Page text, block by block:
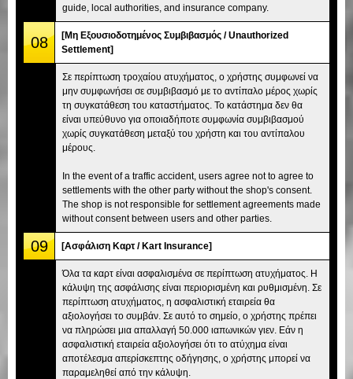
guide, local authorities, and insurance company.
08
[Μη Εξουσιοδοτημένος Συμβιβασμός / Unauthorized
Settlement]
Σε περίπτωση τροχαίου ατυχήματος, ο χρήστης συμφωνεί να
μην συμφωνήσει σε συμβιβασμό με το αντίπαλο μέρος χωρίς
τη συγκατάθεση του καταστήματος. Το κατάστημα δεν θα
είναι υπεύθυνο για οποιαδήποτε συμφωνία συμβιβασμού
χωρίς συγκατάθεση μεταξύ του χρήστη και του αντίπαλου
μέρους.
In the event of a traffic accident, users agree not to agree to
settlements with the other party without the shop's consent.
The shop is not responsible for settlement agreements made
without consent between users and other parties.
09 [Ασφάλιση Καρτ / Kart Insurance]
Όλα τα καρτ είναι ασφαλισμένα σε περίπτωση ατυχήματος. Η
κάλυψη της ασφάλισης είναι περιορισμένη και ρυθμισμένη. Σε
περίπτωση ατυχήματος, η ασφαλιστική εταιρεία θα
αξιολογήσει το συμβάν. Σε αυτό το σημείο, ο χρήστης πρέπει
να πληρώσει μια απαλλαγή 50.000 ιαπωνικών γιεν. Εάν η
ασφαλιστική εταιρεία αξιολογήσει ότι το ατύχημα είναι
αποτέλεσμα απερίσκεπτης οδήγησης, ο χρήστης μπορεί να
παραμεληθεί από την κάλυψη.